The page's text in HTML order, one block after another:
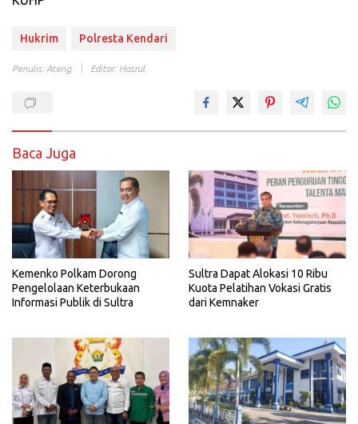
Hukrim Polresta Kendari
Penulis: Ateng Editor: Hasrul
Baca Juga
Kemenko Polkam Dorong
Pengelolaan Keterbukaan
Informasi Publik di Sultra
Sultra Dapat Alokasi 10 Ribu
Kuota Pelatihan Vokasi Gratis
dari Kemnaker